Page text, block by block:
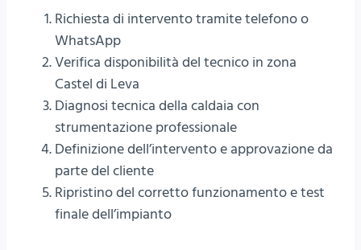
Richiesta di intervento tramite telefono o
WhatsApp
Verifica disponibilità del tecnico in zona
Castel di Leva
Diagnosi tecnica della caldaia con
strumentazione professionale
Definizione dell’intervento e approvazione da
parte del cliente
Ripristino del corretto funzionamento e test
finale dell’impianto